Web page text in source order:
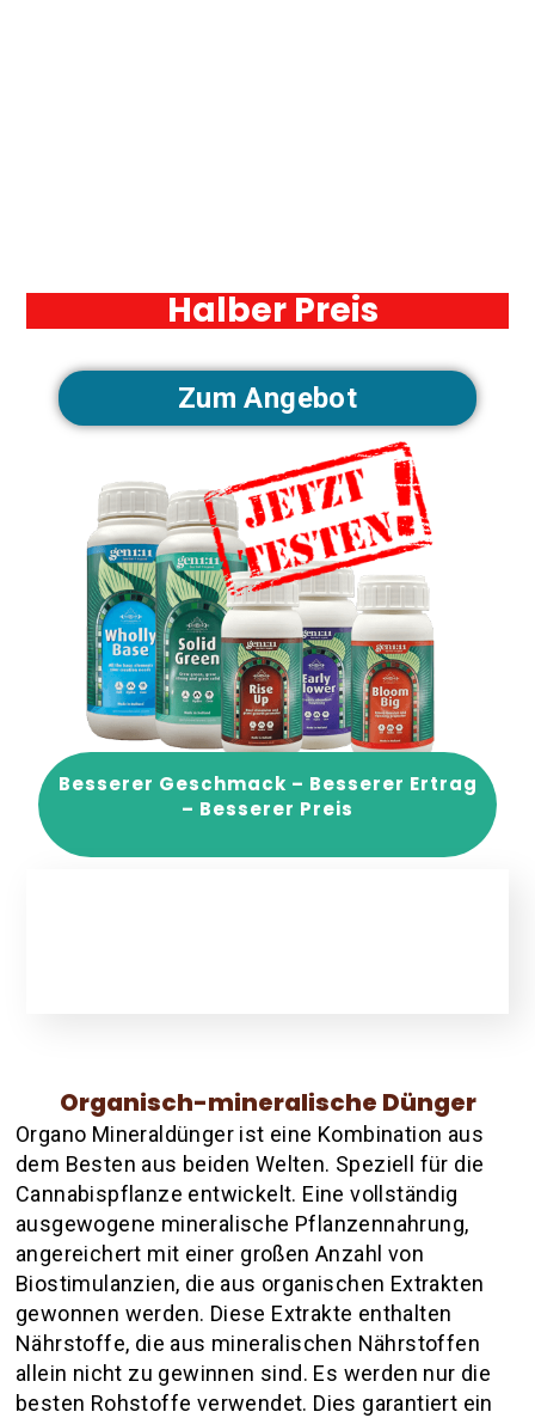
Halber Preis
Zum Angebot
Besserer Geschmack – Besserer Ertrag
– Besserer Preis
Organisch-mineralische Dünger
Organo Mineraldünger ist eine Kombination aus
dem Besten aus beiden Welten. Speziell für die
Cannabispflanze entwickelt. Eine vollständig
ausgewogene mineralische Pflanzennahrung,
angereichert mit einer großen Anzahl von
Biostimulanzien, die aus organischen Extrakten
gewonnen werden. Diese Extrakte enthalten
Nährstoffe, die aus mineralischen Nährstoffen
allein nicht zu gewinnen sind. Es werden nur die
besten Rohstoffe verwendet. Dies garantiert ein